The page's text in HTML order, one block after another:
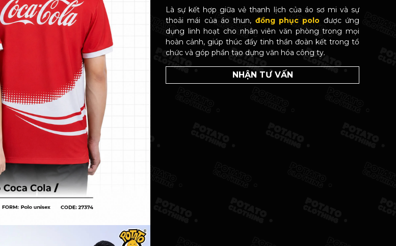
Là sự kết hợp giữa vẻ thanh lịch của áo sơ mi và sự
thoải mái của áo thun, đồng phục polo được ứng
dụng linh hoạt cho nhân viên văn phòng trong mọi
hoàn cảnh, giúp thúc đẩy tinh thần đoàn kết trong tổ
chức và góp phần tạo dựng văn hóa công ty.
NHẬN TƯ VẤN